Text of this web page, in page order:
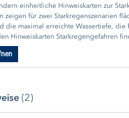
einheitliche Hinweiskarten zur
zeigen für zwei Starkregenszenarien
maximal erreichte Wassertiefe, die
Hinweiskarten Starkregengefahren
(2)